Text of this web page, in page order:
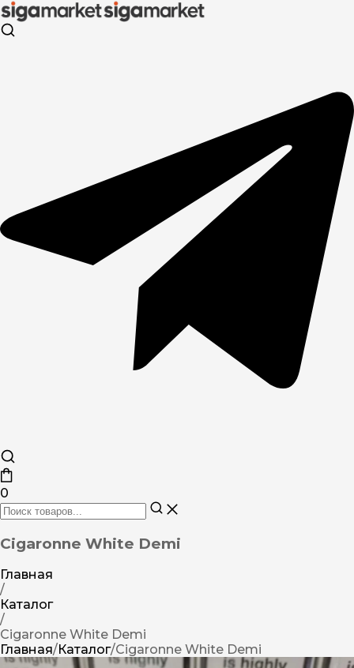
0
Cigaronne White Demi
Главная
/
Каталог
/
Cigaronne White Demi
Главная/Каталог/Cigaronne White Demi